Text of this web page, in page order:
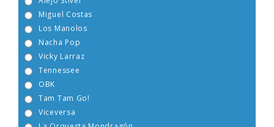
Alejo Stivel
Miguel Costas
Nacha Pop
Vicky Larraz